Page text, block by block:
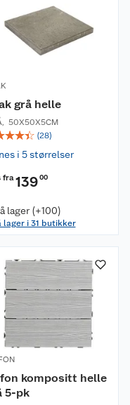
grå helle
, 50X50X5CM
☆☆☆ (28)
i 5 størrelser
fra13900
lager (+100)
lager i 31 butikker
kompositt helle
5-pk